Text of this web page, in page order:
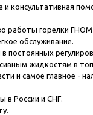
консультативная
работы горелки
обслуживание.
постоянных
жидкостям в
и самое главное -
в России и СНГ.